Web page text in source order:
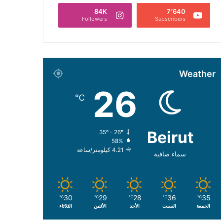
7٬640
Subscribers
84K
Followers
Weather
Beirut
سماء صافية
26
℃
35º - 26º
58%
4.21 كيلومتر/ساعة
35
℃
الجمعة
36
℃
السبت
28
℃
الأحد
29
℃
الأثنين
30
℃
الثلاثاء